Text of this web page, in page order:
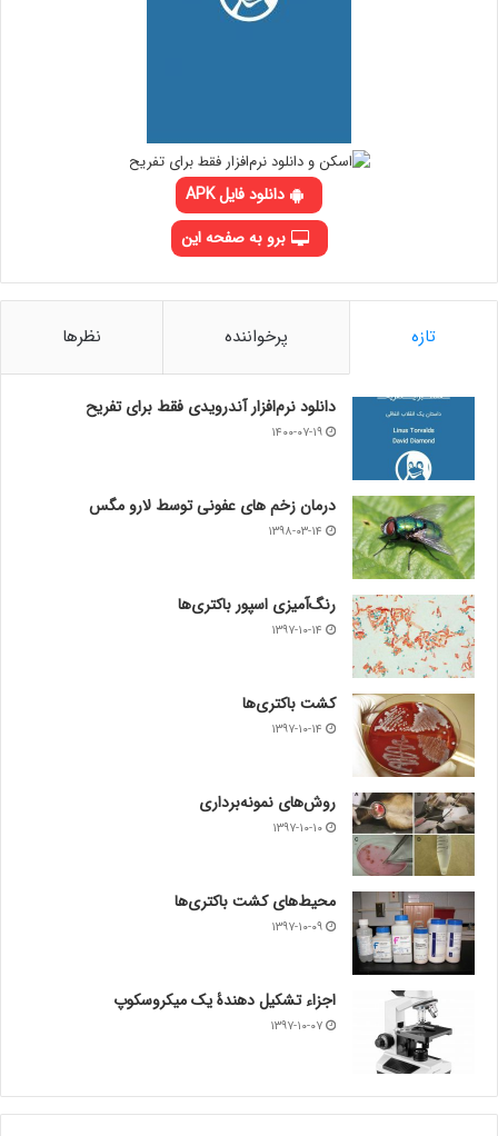
دانلود فایل APK
برو به صفحه این
تازه پرخواننده نظرها
دانلود نرم‌افزار آندرویدی فقط برای تفریح
۱۴۰۰-۰۷-۱۹
درمان زخم های عفونی توسط لارو مگس
۱۳۹۸-۰۳-۱۴
رنگ‌آمیزی اسپور باکتری‌ها
۱۳۹۷-۱۰-۱۴
کشت باکتری‌ها
۱۳۹۷-۱۰-۱۴
روش‌های نمونه‌برداری
۱۳۹۷-۱۰-۱۰
محیط‌های کشت باکتری‌ها
۱۳۹۷-۱۰-۰۹
اجزاء تشکیل دهندۀ یک میکروسکوپ
۱۳۹۷-۱۰-۰۷